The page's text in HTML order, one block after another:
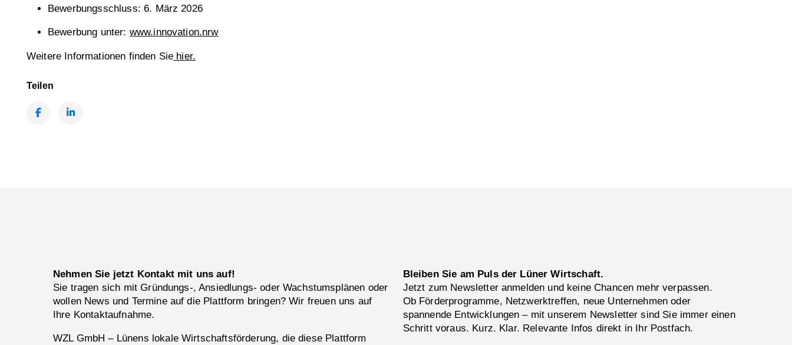
Bewerbungsschluss: 6. März 2026
Bewerbung unter: www.innovation.nrw
Weitere Informationen finden Sie hier.
Teilen
Nehmen Sie jetzt Kontakt mit uns auf!
Sie tragen sich mit Gründungs-, Ansiedlungs- oder Wachstumsplänen oder
wollen News und Termine auf die Plattform bringen? Wir freuen uns auf
Ihre Kontaktaufnahme.
WZL GmbH – Lünens lokale Wirtschaftsförderung, die diese Plattform
Bleiben Sie am Puls der Lüner Wirtschaft.
Jetzt zum Newsletter anmelden und keine Chancen mehr verpassen.
Ob Förderprogramme, Netzwerktreffen, neue Unternehmen oder
spannende Entwicklungen – mit unserem Newsletter sind Sie immer einen
Schritt voraus. Kurz. Klar. Relevante Infos direkt in Ihr Postfach.